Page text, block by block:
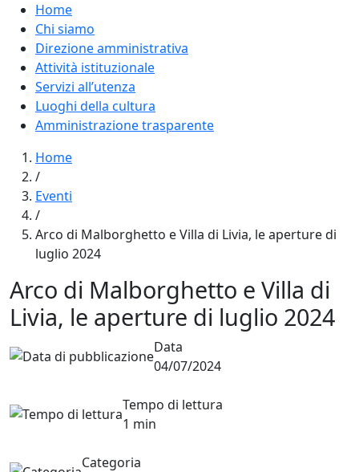
Home
Chi siamo
Direzione amministrativa
Attività istituzionale
Servizi all’utenza
Luoghi della cultura
Amministrazione trasparente
Home
/
Eventi
/
Arco di Malborghetto e Villa di Livia, le aperture di
luglio 2024
Arco di Malborghetto e Villa di
Livia, le aperture di luglio 2024
Data
04/07/2024
Tempo di lettura
1 min
Categoria